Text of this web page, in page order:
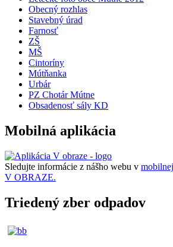
Obecný rozhlas
Stavebný úrad
Farnosť
ZŠ
MŠ
Cintoríny
Mútňanka
Urbár
PZ Chotár Mútne
Obsadenosť sály KD
Mobilná aplikácia
Sledujte informácie z nášho webu v
V OBRAZE.
Triedený zber odpadov